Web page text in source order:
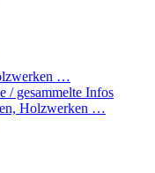
…
/ gesammelte Infos
Holzwerken …